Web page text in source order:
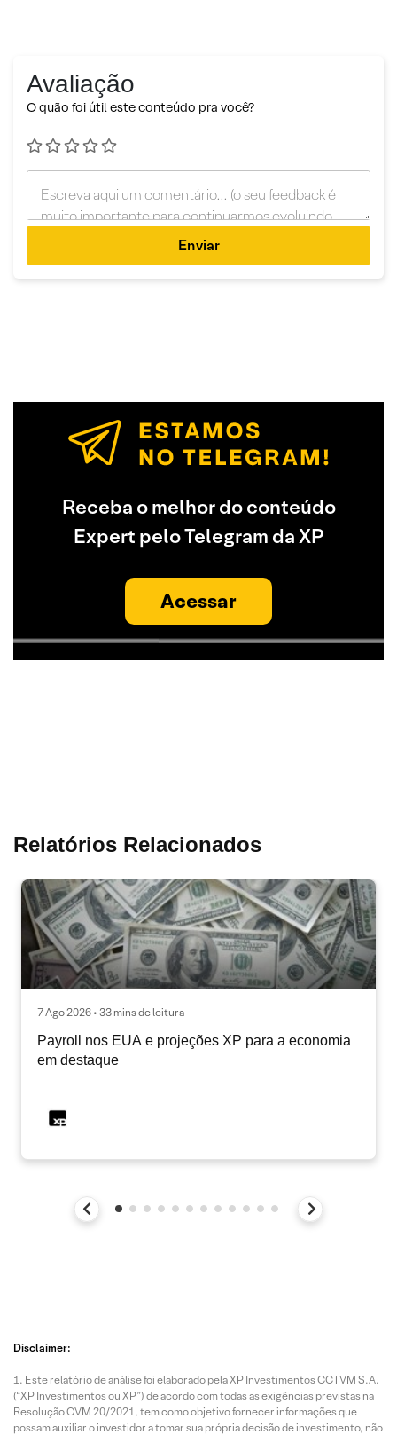
Avaliação
O quão foi útil este conteúdo pra você?
Enviar
Receba o melhor do conteúdo
Expert pelo Telegram da XP
Acessar
Relatórios Relacionados
7 Ago 2026 • 33 mins de leitura
Payroll nos EUA e projeções XP para a economia
em destaque
Disclaimer:
Este relatório de análise foi elaborado pela XP Investimentos CCTVM S.A.
(“XP Investimentos ou XP”) de acordo com todas as exigências previstas na
Resolução CVM 20/2021, tem como objetivo fornecer informações que
possam auxiliar o investidor a tomar sua própria decisão de investimento, não